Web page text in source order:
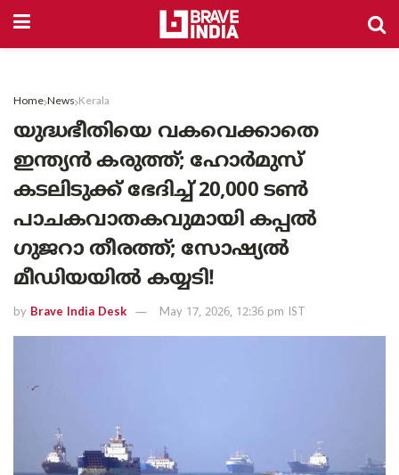
Home News Kerala
യുദ്ധഭീതിയെ വകവെക്കാതെ
ഇന്ത്യൻ കരുത്ത്; ഹോർമുസ്
കടലിടുക്ക് ഭേദിച്ച് 20,000 ടൺ
പാചകവാതകവുമായി കപ്പൽ
ഗുജറാ തീരത്ത്; സോഷ്യൽ
മീഡിയയിൽ കയ്യടി!
by Brave India Desk May 17, 2026, 12:36 pm IST